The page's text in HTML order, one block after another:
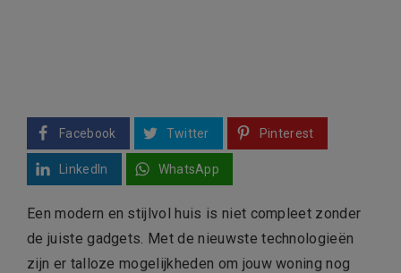
Facebook Twitter Pinterest
LinkedIn WhatsApp
Een modern en stijlvol huis is niet compleet zonder
de juiste gadgets. Met de nieuwste technologieën
zijn er talloze mogelijkheden om jouw woning nog